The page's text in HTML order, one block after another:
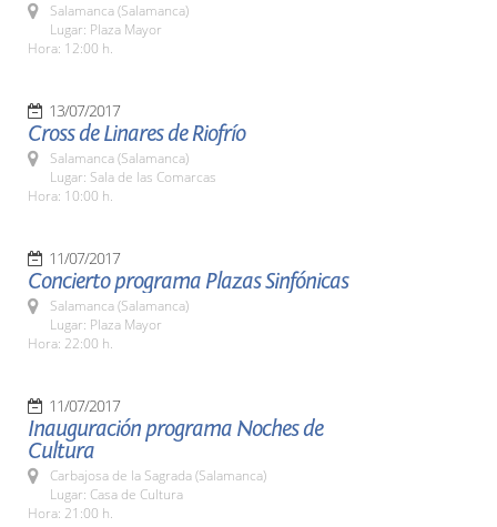
Salamanca (Salamanca)
Lugar: Plaza Mayor
Hora: 12:00 h.
13/07/2017
Cross de Linares de Riofrío
Salamanca (Salamanca)
Lugar: Sala de las Comarcas
Hora: 10:00 h.
11/07/2017
Concierto programa Plazas Sinfónicas
Salamanca (Salamanca)
Lugar: Plaza Mayor
Hora: 22:00 h.
11/07/2017
Inauguración programa Noches de
Cultura
Carbajosa de la Sagrada (Salamanca)
Lugar: Casa de Cultura
Hora: 21:00 h.